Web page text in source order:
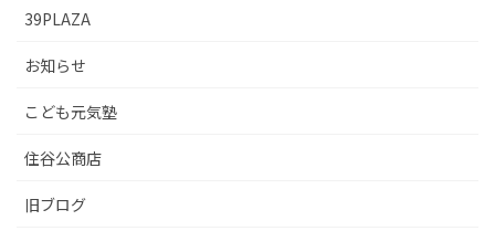
39PLAZA
お知らせ
こども元気塾
住谷公商店
旧ブログ